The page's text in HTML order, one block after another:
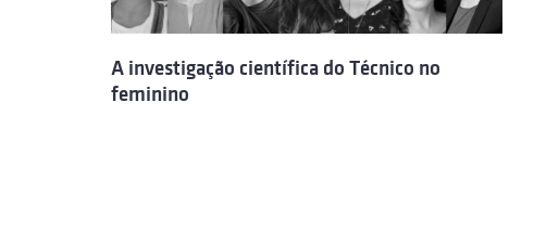
A investigação científica do Técnico no
feminino